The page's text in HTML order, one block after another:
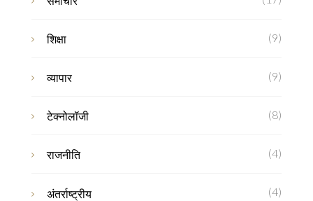
शिक्षा (9)
व्यापार (9)
टेक्नोलॉजी (8)
राजनीति (4)
अंतर्राष्ट्रीय (4)